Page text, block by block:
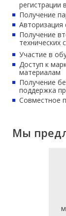
регистрации
Получение
Авторизация
Получение
технических
Участие в
Доступ к
материалам
Получение
поддержка
Совместное
Мы